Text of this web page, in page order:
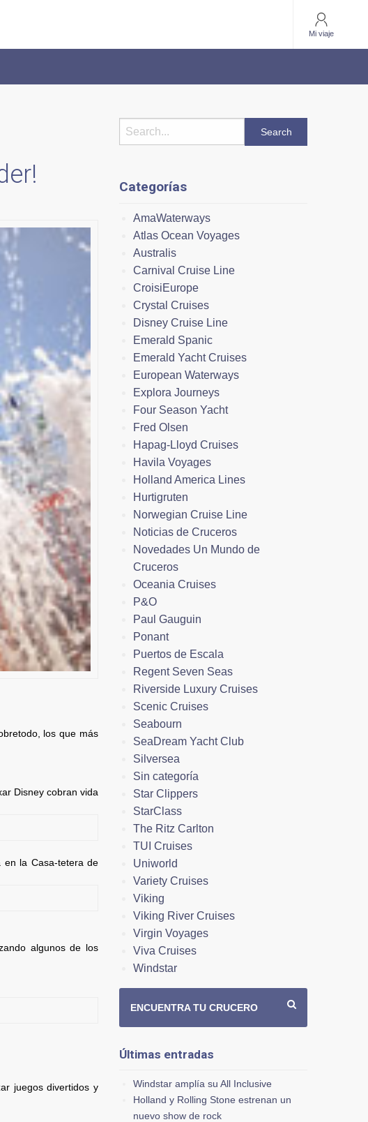
Mi viaje
los que más
Disney cobran vida
en la Casa-tetera de
algunos de los
juegos divertidos y
Categorías
AmaWaterways
Atlas Ocean Voyages
Australis
Carnival Cruise Line
CroisiEurope
Crystal Cruises
Disney Cruise Line
Emerald Spanic
Emerald Yacht Cruises
European Waterways
Explora Journeys
Four Season Yacht
Fred Olsen
Hapag-Lloyd Cruises
Havila Voyages
Holland America Lines
Hurtigruten
Norwegian Cruise Line
Noticias de Cruceros
Novedades Un Mundo de
Cruceros
Oceania Cruises
P&O
Paul Gauguin
Ponant
Puertos de Escala
Regent Seven Seas
Riverside Luxury Cruises
Scenic Cruises
Seabourn
SeaDream Yacht Club
Silversea
Sin categoría
Star Clippers
StarClass
The Ritz Carlton
TUI Cruises
Uniworld
Variety Cruises
Viking
Viking River Cruises
Virgin Voyages
Viva Cruises
Windstar
ENCUENTRA TU CRUCERO
Últimas entradas
Windstar amplía su All Inclusive
Holland y Rolling Stone estrenan un
nuevo show de rock